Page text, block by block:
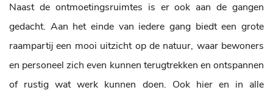
Naast de ontmoetingsruimtes is er ook aan de gangen
gedacht. Aan het einde van iedere gang biedt een grote
raampartij een mooi uitzicht op de natuur, waar bewoners
en personeel zich even kunnen terugtrekken en ontspannen
of rustig wat werk kunnen doen. Ook hier en in alle